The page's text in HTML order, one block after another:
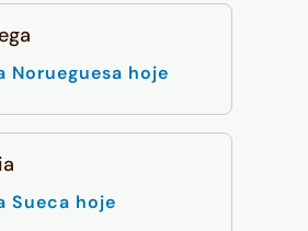
Norueguesa hoje
Sueca hoje